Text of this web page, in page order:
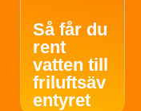
Så får du
rent
vatten till
friluftsäv
entyret